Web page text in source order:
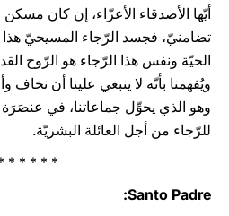
أيّها الأصدقاء الأعزّاء، إن كان
تضامنيّ، فجسد الرّجاء المسيحيّ هذا
الحيّة ونفس هذا الرّجاء هو الرّوح
ويُفهمنا بأنّه لا ينبغي علينا أن نخاف
وهو الذي يحوِّل جماعاتنا، في عنصَرَة
للرّجاء من أجل العائلة البشريّة.
* * * * *
Santo Padre: